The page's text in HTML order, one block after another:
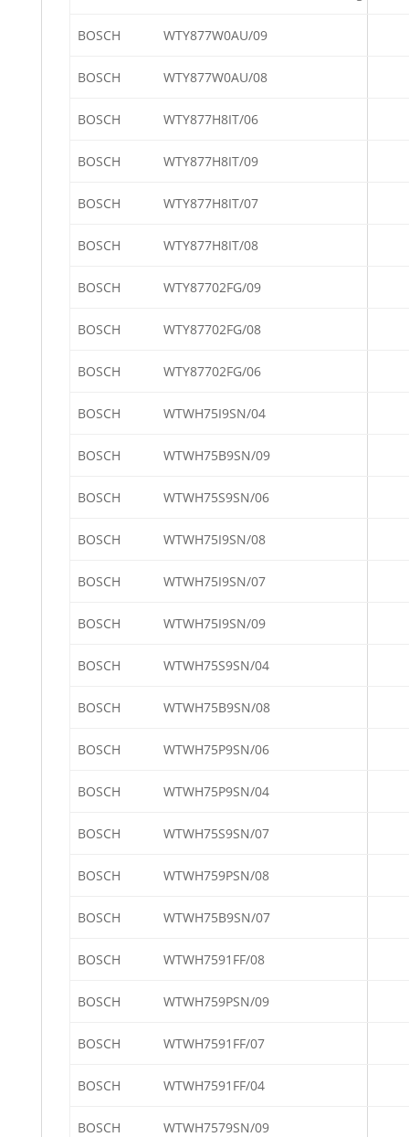
BOSCH WTY877W0AU/09
BOSCH WTY877W0AU/08
BOSCH WTY877H8IT/06
BOSCH WTY877H8IT/09
BOSCH WTY877H8IT/07
BOSCH WTY877H8IT/08
BOSCH WTY87702FG/09
BOSCH WTY87702FG/08
BOSCH WTY87702FG/06
BOSCH WTWH75I9SN/04
BOSCH WTWH75B9SN/09
BOSCH WTWH75S9SN/06
BOSCH WTWH75I9SN/08
BOSCH WTWH75I9SN/07
BOSCH WTWH75I9SN/09
BOSCH WTWH75S9SN/04
BOSCH WTWH75B9SN/08
BOSCH WTWH75P9SN/06
BOSCH WTWH75P9SN/04
BOSCH WTWH75S9SN/07
BOSCH WTWH759PSN/08
BOSCH WTWH75B9SN/07
BOSCH WTWH7591FF/08
BOSCH WTWH759PSN/09
BOSCH WTWH7591FF/07
BOSCH WTWH7591FF/04
BOSCH WTWH7579SN/09